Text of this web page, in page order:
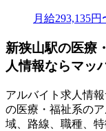
月給293,135円
新狭山駅の医療
人情報ならマッ
アルバイト求人情
の医療・福祉系の
域、路線、職種、